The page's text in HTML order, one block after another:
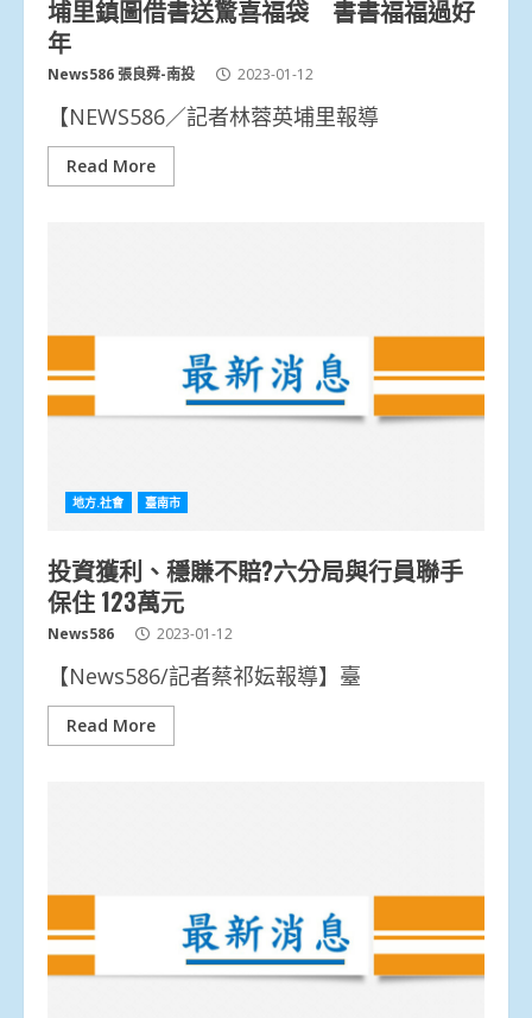
埔里鎮圖借書送驚喜福袋 書書福福過好
年
News586 張良舜-南投 2023-01-12
【NEWS586／記者林蓉英埔里報導
Read More
地方.社會 臺南市
投資獲利、穩賺不賠?六分局與行員聯手
保住 123萬元
News586 2023-01-12
【News586/記者蔡祁妘報導】臺
Read More